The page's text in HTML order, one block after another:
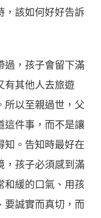
，該如何好好告訴
過，孩子會留下滿
有其他人去旅遊
所以至親過世，父
這件事，而不是讓
知。告知時最好在
，孩子必須感到滿
和緩的口氣、用孩
要誠實而真切，而